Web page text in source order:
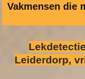
Vakmensen die
Leiderdorp,